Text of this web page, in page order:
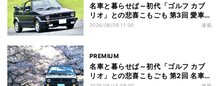
名車と暮らせば～初代「ゴルフ カブ
リオ」との悲喜こもごも 第3回 愛車の
1991年式ゴルフカブリオはメーター
2026/08/09 11:00 連載
PREMIUM
名車と暮らせば～初代「ゴルフ カブ
リオ」との悲喜こもごも 第2回 名車に